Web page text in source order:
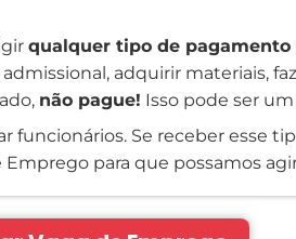
qualquer tipo de pagamento
adquirir materiais,
não pague! Isso pode ser
funcionários. Se receber esse
para que possamos